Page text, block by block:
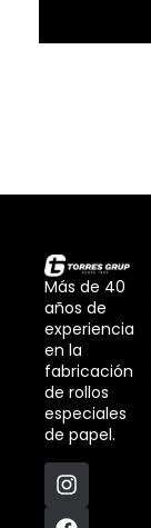
Más de 40
años de
experiencia
en la
fabricación
de rollos
especiales
de papel.